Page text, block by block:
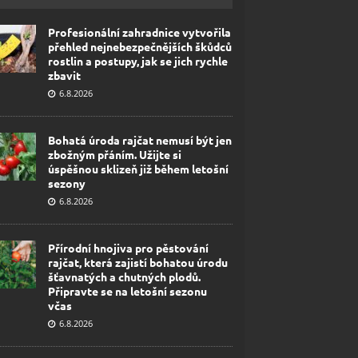
Profesionální zahradnice vytvořila
přehled nejnebezpečnějších škůdců
rostlin a postupy, jak se jich rychle
zbavit
6.8.2026
Bohatá úroda rajčat nemusí být jen
zbožným přáním. Užijte si
úspěšnou sklizeň již během letošní
sezony
6.8.2026
Přírodní hnojiva pro pěstování
rajčat, která zajistí bohatou úrodu
šťavnatých a chutných plodů.
Připravte se na letošní sezonu
včas
6.8.2026